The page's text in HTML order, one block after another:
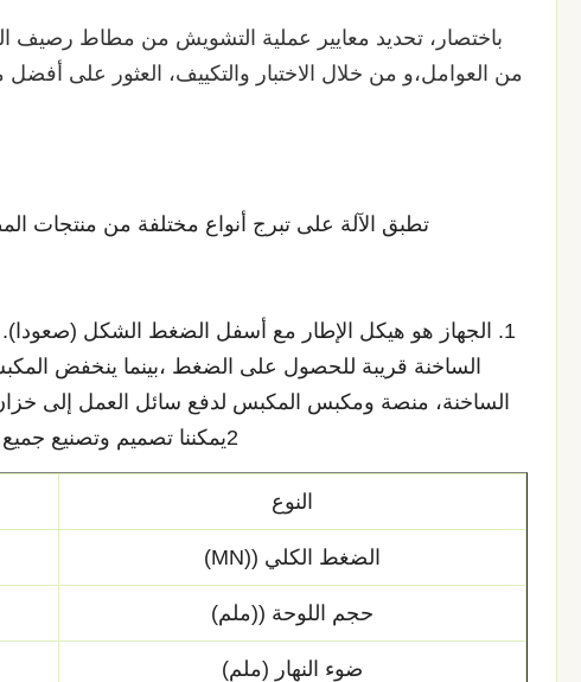
باختصار، تحديد معايير عملية التشويش من مطاط رصيف
من العوامل،و من خلال الاختبار والتكييف، العثور على أفضل
تطبق الآلة على تبرج أنواع مختلفة من منتجات
1. الجهاز هو هيكل الإطار مع أسفل الضغط الشكل
الساخنة قريبة للحصول على الضغط ،بينما ينخفض
الساخنة، منصة ومكبس المكبس لدفع سائل العمل إلى
2يمكننا تصميم وتصنيع جميع أنواع الآلات المطاطية غير القياسية وفقا لمتطلبات العملاء
النوع
الضغط الكلي ((MN)
حجم اللوحة ((ملم)
ضوء النهار (ملم)